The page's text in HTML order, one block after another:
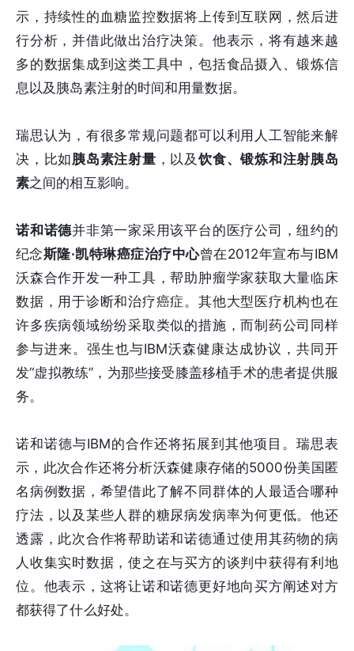
示，持续性的血糖监控数据将上传到互联网，然后进
行分析，并借此做出治疗决策。他表示，将有越来越
多的数据集成到这类工具中，包括食品摄入、锻炼信
息以及胰岛素注射的时间和用量数据。
瑞思认为，有很多常规问题都可以利用人工智能来解
决，比如胰岛素注射量 ，以及 饮食、锻炼和注射胰岛
素之间的相互影响。
诺和诺德并非第一家采用该平台的医疗公司，纽约的
纪念斯隆·凯特琳癌症治疗中心曾在2012年宣布与IBM
沃森合作开发一种工具，帮助肿瘤学家获取大量临床
数据，用于诊断和治疗癌症。其他大型医疗机构也在
许多疾病领域纷纷采取类似的措施，而制药公司同样
参与进来。强生也与IBM沃森健康达成协议，共同开
发“虚拟教练”，为那些接受膝盖移植手术的患者提供服
务。
诺和诺德与IBM的合作还将拓展到其他项目。瑞思表
示，此次合作还将分析沃森健康存储的5000份美国匿
名病例数据，希望借此了解不同群体的人最适合哪种
疗法，以及某些人群的糖尿病发病率为何更低。他还
透露，此次合作将帮助诺和诺德通过使用其药物的病
人收集实时数据，使之在与买方的谈判中获得有利地
位。他表示，这将让诺和诺德更好地向买方阐述对方
都获得了什么好处。